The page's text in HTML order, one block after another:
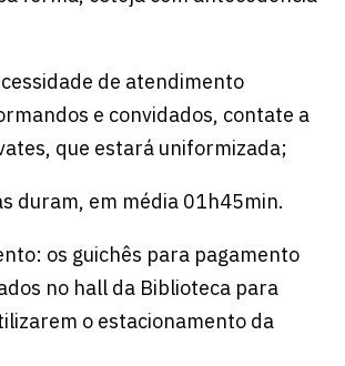
de atendimento
e convidados, contate a
que estará uniformizada;
duram, em média 01h45min.
os guichês para pagamento
no hall da Biblioteca para
o estacionamento da